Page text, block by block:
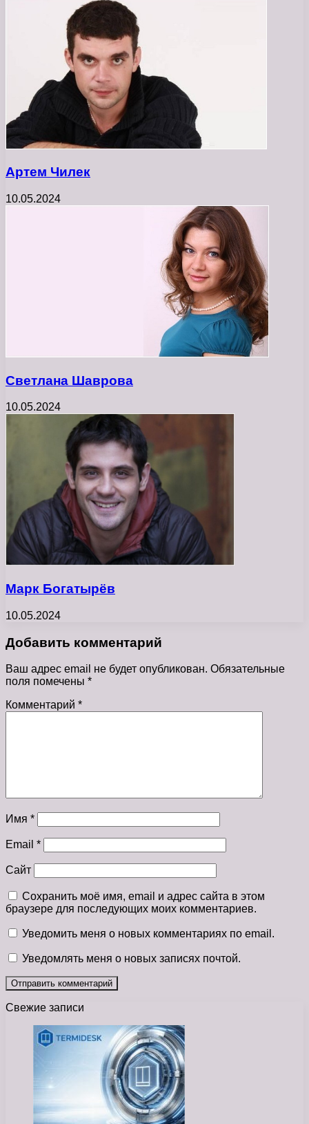
Артем Чилек
10.05.2024
Светлана Шаврова
10.05.2024
Марк Богатырёв
10.05.2024
Добавить комментарий
Ваш адрес email не будет опубликован. Обязательные
поля помечены *
Комментарий *
Имя *
Email *
Сайт
Сохранить моё имя, email и адрес сайта в этом
браузере для последующих моих комментариев.
Уведомить меня о новых комментариях по email.
Уведомлять меня о новых записях почтой.
Свежие записи